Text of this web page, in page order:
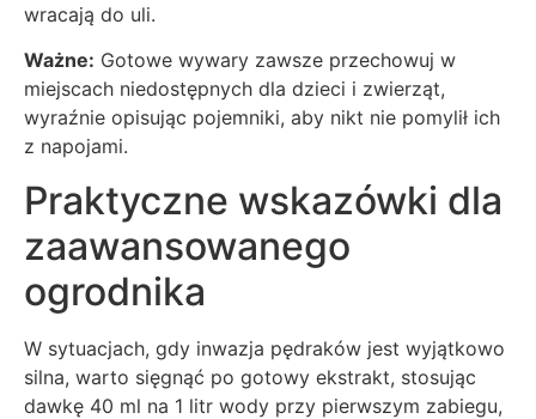
wracają do uli.
Ważne: Gotowe wywary zawsze przechowuj w
miejscach niedostępnych dla dzieci i zwierząt,
wyraźnie opisując pojemniki, aby nikt nie pomylił ich
z napojami.
Praktyczne wskazówki dla
zaawansowanego
ogrodnika
W sytuacjach, gdy inwazja pędraków jest wyjątkowo
silna, warto sięgnąć po gotowy ekstrakt, stosując
dawkę 40 ml na 1 litr wody przy pierwszym zabiegu,